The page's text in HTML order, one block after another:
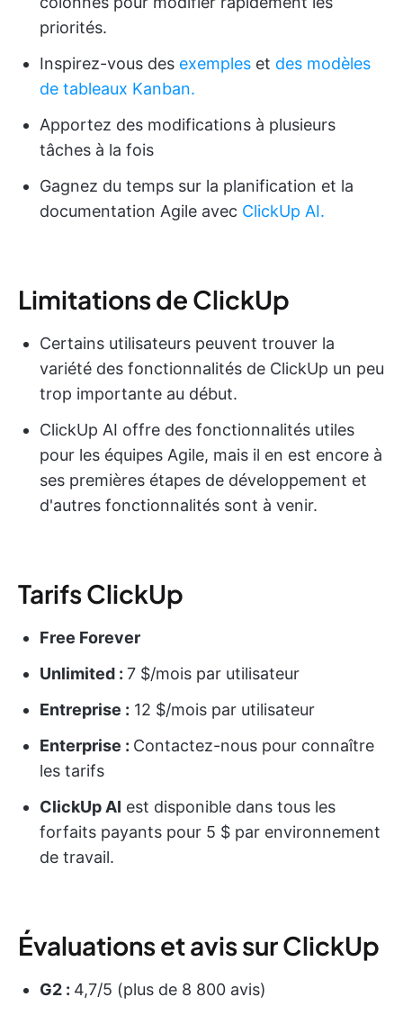
priorités.
Inspirez-vous des exemples et des modèles
de tableaux Kanban.
Apportez des modifications à plusieurs
tâches à la fois
Gagnez du temps sur la planification et la
documentation Agile avec ClickUp AI.
Limitations de ClickUp
Certains utilisateurs peuvent trouver la
variété des fonctionnalités de ClickUp un peu
trop importante au début.
ClickUp AI offre des fonctionnalités utiles
pour les équipes Agile, mais il en est encore à
ses premières étapes de développement et
d'autres fonctionnalités sont à venir.
Tarifs ClickUp
Free Forever
Unlimited : 7 $/mois par utilisateur
Entreprise : 12 $/mois par utilisateur
Enterprise : Contactez-nous pour connaître
les tarifs
ClickUp AI est disponible dans tous les
forfaits payants pour 5 $ par environnement
de travail.
Évaluations et avis sur ClickUp
G2 : 4,7/5 (plus de 8 800 avis)